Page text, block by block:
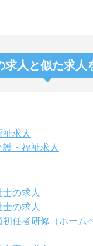
求人と似た求人
求人
・福祉求人
の求人
の求人
任者研修（ホーム